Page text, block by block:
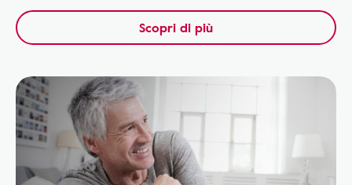
Scopri di più